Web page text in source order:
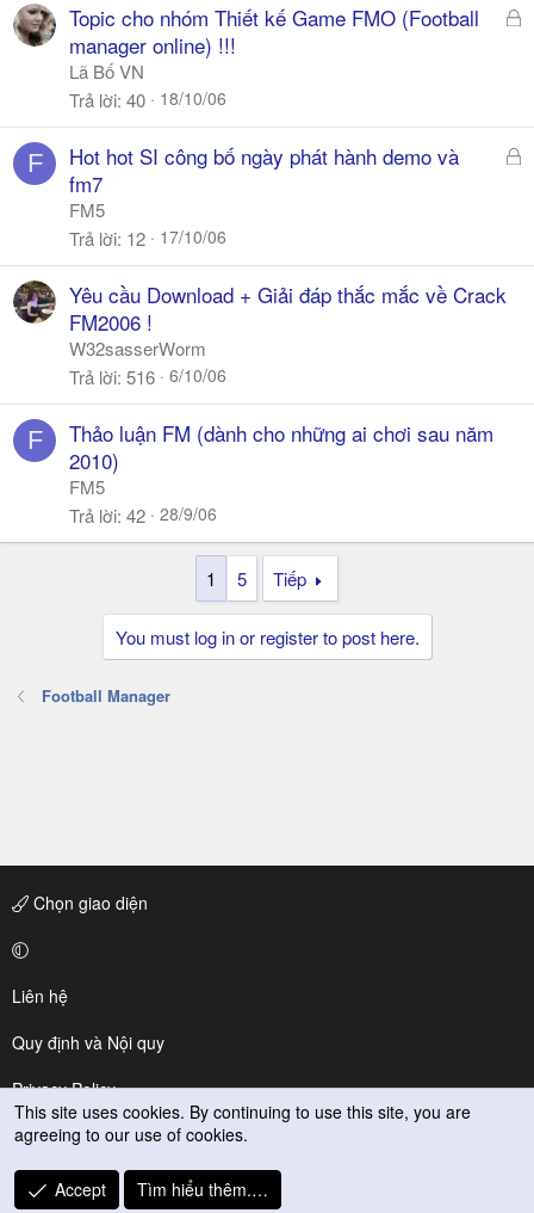
Đ
ó
Topic cho nhóm Thiết kế Game FMO (Football
manager online) !!!
Lã Bố VN
Trả lời 40 18/10/06
F
Đ
ó
Hot hot SI công bố ngày phát hành demo và
fm7
FM5
Trả lời 12 17/10/06
Yêu cầu Download + Giải đáp thắc mắc về Crack
FM2006 !
W32sasserWorm
Trả lời 516 6/10/06
F
Thảo luận FM (dành cho những ai chơi sau năm
2010)
FM5
Trả lời 42 28/9/06
1 5 Tiếp
You must log in or register to post here.
Football Manager
Chọn giao diện
Liên hệ
Quy định và Nội quy
Privacy Policy
Trợ giúp
R
S
This site uses cookies. By continuing to use this site, you are
agreeing to our use of cookies.
Accept Tìm hiểu thêm.…